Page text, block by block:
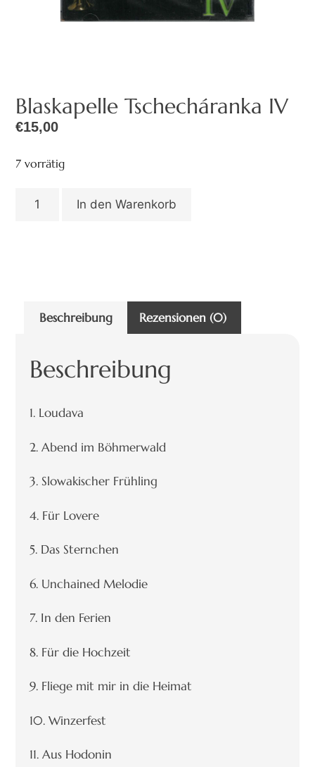
Blaskapelle Tschecháranka IV
€15,00
7 vorrätig
In den Warenkorb
Beschreibung Rezensionen (0)
Beschreibung
1. Loudava
2. Abend im Böhmerwald
3. Slowakischer Frühling
4. Für Lovere
5. Das Sternchen
6. Unchained Melodie
7. In den Ferien
8. Für die Hochzeit
9. Fliege mit mir in die Heimat
10. Winzerfest
11. Aus Hodonin